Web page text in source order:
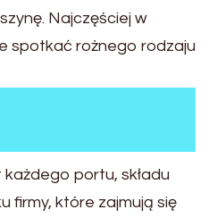
Najczęściej w
spotkać rożnego rodzaju
każdego portu, składu
firmy, które zajmują się